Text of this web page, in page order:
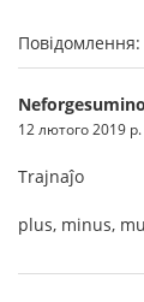
Повідомлення:
Neforgesumino
12 лютого 2019
Trajnaĵo
plus, minus,